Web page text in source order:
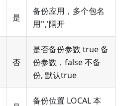
是
备份应用，多个包名
用'','隔开
否
是否备份参数 true 备
份参数，false 不备
份, 默认true
备份位置 LOCAL 本